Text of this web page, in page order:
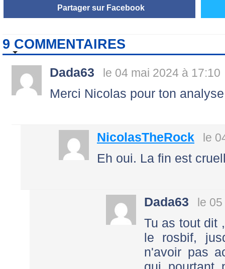
Partager sur Facebook
9 COMMENTAIRES
Dada63 le 04 mai 2024 à 17:10
Merci Nicolas pour ton
NicolasTheRock le
Eh oui. La fin est
Dada63 le
Tu as tout dit
le rosbif,
n'avoir pas